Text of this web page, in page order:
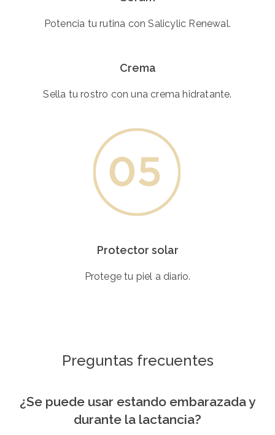
Potencia tu rutina con Salicylic Renewal.
Crema
Sella tu rostro con una crema hidratante.
Protector solar
Protege tu piel a diario.
Preguntas frecuentes
¿Se puede usar estando embarazada y
durante la lactancia?